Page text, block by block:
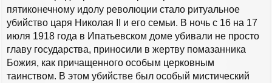
пятиконечному идолу революции стало ритуальное
убийство царя Николая II и его семьи. В ночь с 16 на 17
июля 1918 года в Ипатьевском доме убивали не просто
главу государства, приносили в жертву помазанника
Божия, как причащенного особым церковным
таинством. В этом убийстве был особый мистический